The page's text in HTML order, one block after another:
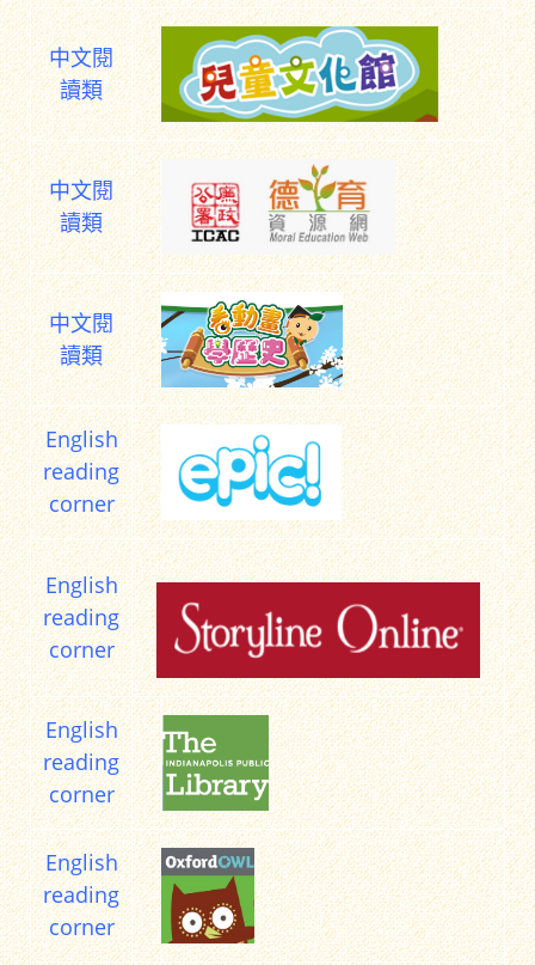
中文閱
讀類
中文閱
讀類
中文閱
讀類
English
reading
corner
English
reading
corner
English
reading
corner
English
reading
corner